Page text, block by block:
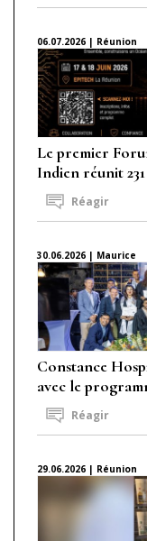
06.07.2026 | Réunion
Le premier
Indien réunit
Réagir
30.06.2026 | Maurice
Constance
avec le
Réagir
29.06.2026 | Réunion